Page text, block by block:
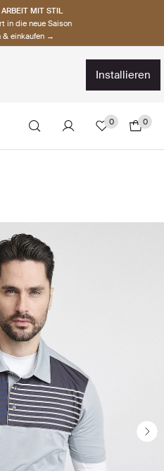
MIT STIL
in die neue Saison
& einkaufen →
installieren
0 0